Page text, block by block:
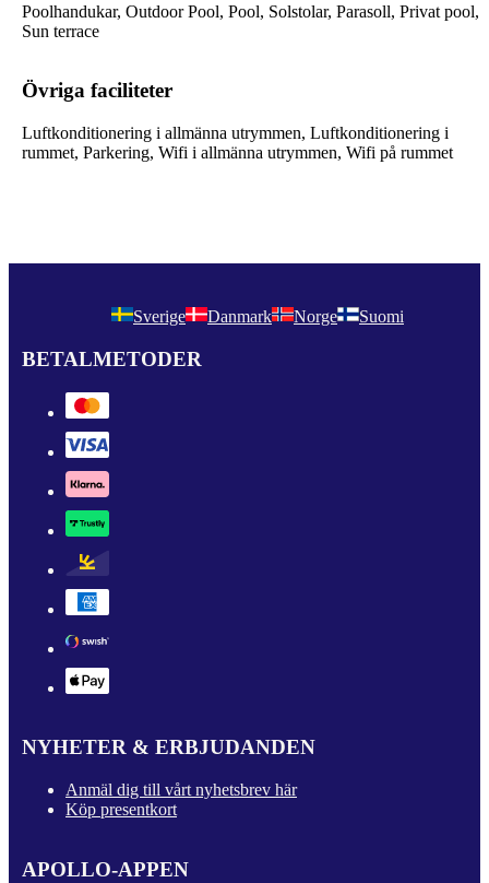
Poolhandukar, Outdoor Pool, Pool, Solstolar, Parasoll, Privat pool,
Sun terrace
Övriga faciliteter
Luftkonditionering i allmänna utrymmen, Luftkonditionering i
rummet, Parkering, Wifi i allmänna utrymmen, Wifi på rummet
Sverige Danmark Norge Suomi
BETALMETODER
NYHETER & ERBJUDANDEN
Anmäl dig till vårt nyhetsbrev här
Köp presentkort
APOLLO-APPEN